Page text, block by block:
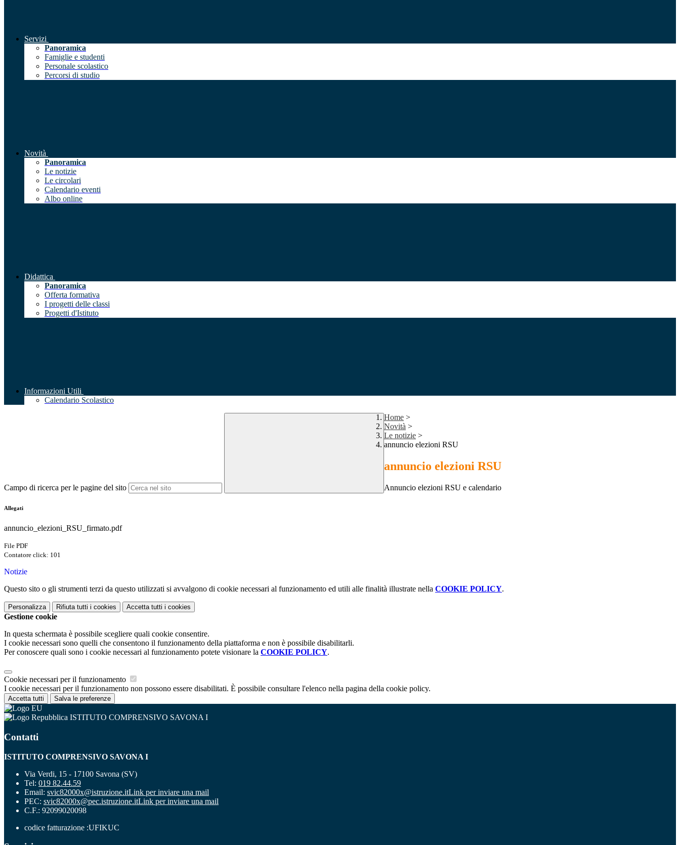
Servizi
Panoramica
Famiglie e studenti
Personale scolastico
Percorsi di studio
Novità
Panoramica
Le notizie
Le circolari
Calendario eventi
Albo online
Didattica
Panoramica
Offerta formativa
I progetti delle classi
Progetti d'Istituto
Informazioni Utili
Calendario Scolastico
Campo di ricerca per le pagine del sito
Home >
Novità >
Le notizie >
annuncio elezioni RSU
annuncio elezioni RSU
Annuncio elezioni RSU e calendario
Allegati
annuncio_elezioni_RSU_firmato.pdf
File PDF
Contatore click: 101
Notizie
Questo sito o gli strumenti terzi da questo utilizzati si avvalgono di cookie necessari al funzionamento ed utili alle finalità illustrate nella COOKIE POLICY.
Personalizza Rifiuta tutti i cookies Accetta tutti i cookies
Gestione cookie
In questa schermata è possibile scegliere quali cookie consentire.
I cookie necessari sono quelli che consentono il funzionamento della piattaforma e non è possibile disabilitarli.
Per conoscere quali sono i cookie necessari al funzionamento potete visionare la COOKIE POLICY.
Cookie necessari per il funzionamento
I cookie necessari per il funzionamento non possono essere disabilitati. È possibile consultare l'elenco nella pagina della cookie policy.
Accetta tutti Salva le preferenze
ISTITUTO COMPRENSIVO SAVONA I
Contatti
ISTITUTO COMPRENSIVO SAVONA I
Via Verdi, 15 - 17100 Savona (SV)
Tel: 019 82.44.59
Email: svic82000x@istruzione.itLink per inviare una mail
PEC: svic82000x@pec.istruzione.itLink per inviare una mail
C.F.: 92099020098
codice fatturazione :UFIKUC